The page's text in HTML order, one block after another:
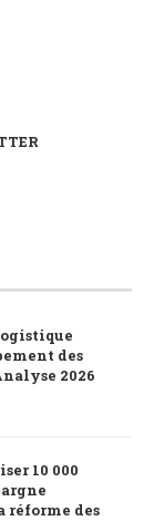
des
2026
10 000
réforme des